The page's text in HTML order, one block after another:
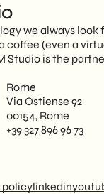
we always look
coffee (even a
Studio is the
Rome
Via Ostiense 92
00154, Rome
+39 327 896 96 73
policylinkedin